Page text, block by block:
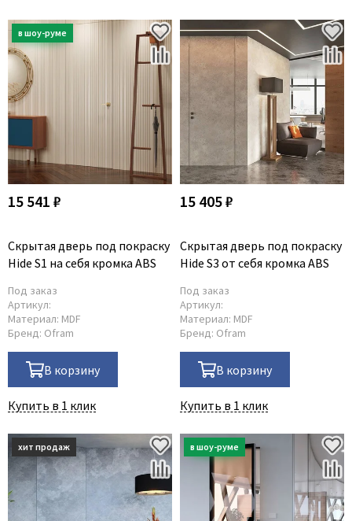
15 541 ₽
Скрытая дверь под покраску
Hide S1 на себя кромка ABS
Под заказ
Артикул:
Материал: MDF
Бренд: Ofram
В корзину
Купить в 1 клик
15 405 ₽
Скрытая дверь под покраску
Hide S3 от себя кромка ABS
Под заказ
Артикул:
Материал: MDF
Бренд: Ofram
В корзину
Купить в 1 клик